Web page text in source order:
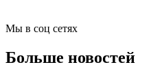
Мы в соц сетях
Больше новостей